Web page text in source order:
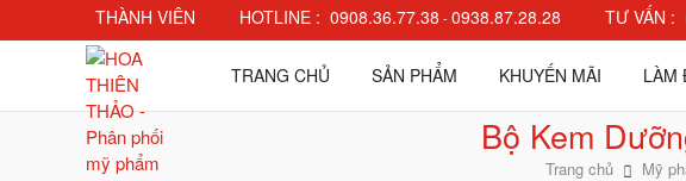
THÀNH VIÊN
Đăng nhập
Đăng ký
Check đơn hàng
HOTLINE : 0908.36.77.38 - 0938.87.28.28 TƯ VẤN :
TRANG CHỦ SẢN PHẨM KHUYẾN MÃI LÀM
Bộ Kem
Trang chủ Mỹ